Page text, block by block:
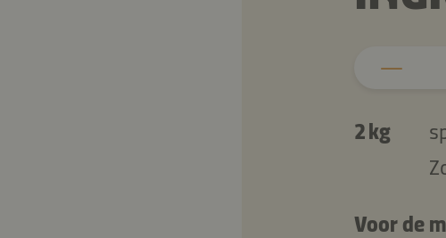
2 kg
Voor de